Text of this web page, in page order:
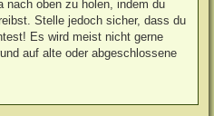
nach oben zu holen, indem du
Stelle jedoch sicher, dass du
Es wird meist nicht gerne
auf alte oder abgeschlossene